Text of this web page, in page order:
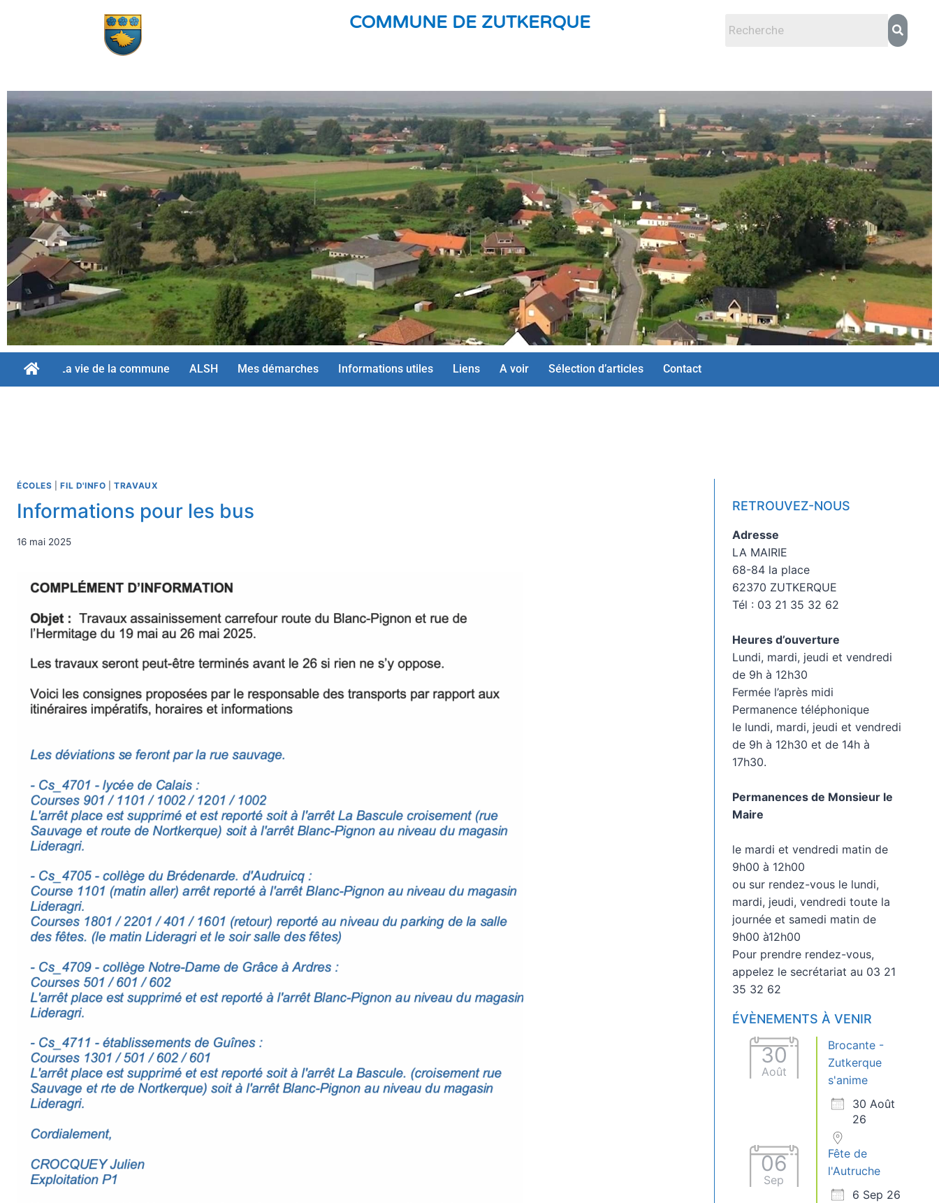
COMMUNE DE ZUTKERQUE
La vie de la commune ALSH Mes démarches Informations utiles Liens A voir Sélection d’articles Contact
ÉCOLES |FIL D'INFO |TRAVAUX
Informations pour les bus
16 mai 2025
RETROUVEZ-NOUS
Adresse
LA MAIRIE
68-84 la place
62370 ZUTKERQUE
Tél : 03 21 35 32 62
Heures d’ouverture
Lundi, mardi, jeudi et vendredi
de 9h à 12h30
Fermée l’après midi
Permanence téléphonique
le lundi, mardi, jeudi et vendredi
de 9h à 12h30 et de 14h à
17h30.
Permanences de Monsieur le
Maire
le mardi et vendredi matin de
9h00 à 12h00
ou sur rendez-vous le lundi,
mardi, jeudi, vendredi toute la
journée et samedi matin de
9h00 à12h00
Pour prendre rendez-vous,
appelez le secrétariat au 03 21
35 32 62
ÉVÈNEMENTS À VENIR
30
Août
Brocante -
Zutkerque
s'anime
30 Août
26
06
Sep
Fête de
l'Autruche
6 Sep 26